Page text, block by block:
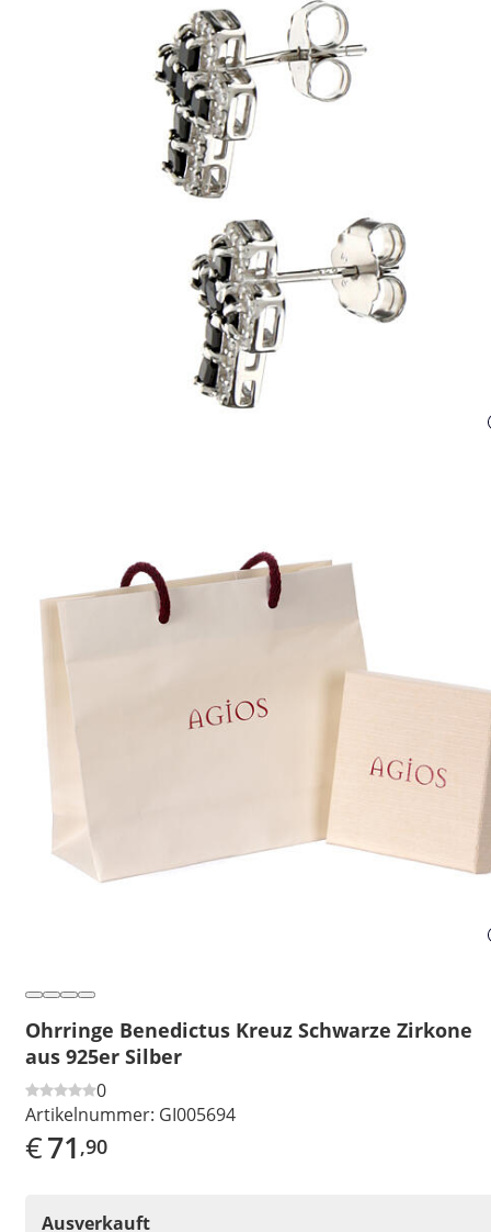
Ohrringe Benedictus Kreuz Schwarze Zirkone
aus 925er Silber
0
Artikelnummer: GI005694
€71 ,90
Ausverkauft